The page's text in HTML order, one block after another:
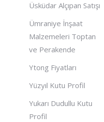
Üsküdar Alçıpan Satışı
Ümraniye İnşaat
Malzemeleri Toptan
ve Perakende
Ytong Fiyatları
Yüzyıl Kutu Profil
Yukarı Dudullu Kutu
Profil